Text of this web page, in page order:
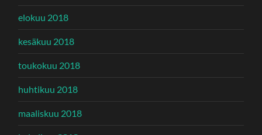
elokuu 2018
kesäkuu 2018
toukokuu 2018
huhtikuu 2018
maaliskuu 2018